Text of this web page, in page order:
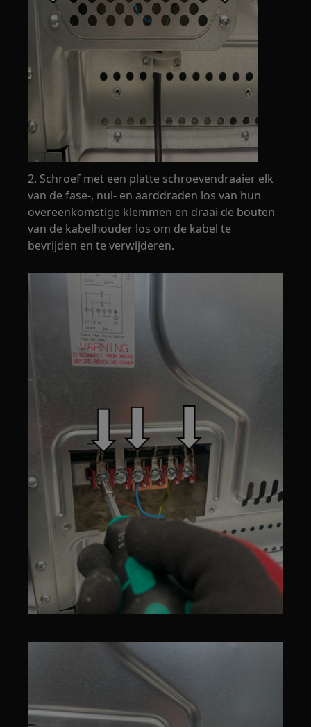
2. Schroef met een platte schroevendraaier elk
van de fase-, nul- en aarddraden los van hun
overeenkomstige klemmen en draai de bouten
van de kabelhouder los om de kabel te
bevrijden en te verwijderen.